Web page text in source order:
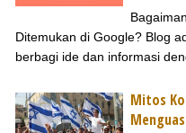
Ditemukan di Google? Blog
berbagi ide dan informasi
Mitos